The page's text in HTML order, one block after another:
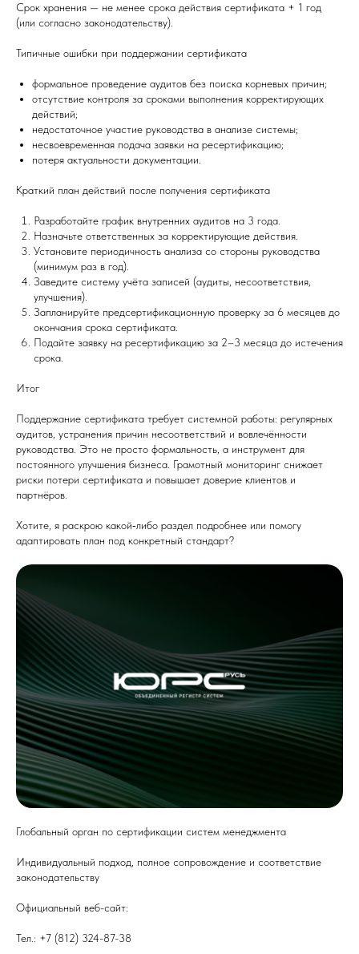
Срок хранения — не менее срока действия сертификата + 1 год
(или согласно законодательству).
Типичные ошибки при поддержании сертификата
формальное проведение аудитов без поиска корневых причин;
отсутствие контроля за сроками выполнения корректирующих
действий;
недостаточное участие руководства в анализе системы;
несвоевременная подача заявки на ресертификацию;
потеря актуальности документации.
Краткий план действий после получения сертификата
Разработайте график внутренних аудитов на 3 года.
Назначьте ответственных за корректирующие действия.
Установите периодичность анализа со стороны руководства
(минимум раз в год).
Заведите систему учёта записей (аудиты, несоответствия,
улучшения).
Запланируйте предсертификационную проверку за 6 месяцев до
окончания срока сертификата.
Подайте заявку на ресертификацию за 2–3 месяца до истечения
срока.
Итог
Поддержание сертификата требует системной работы: регулярных
аудитов, устранения причин несоответствий и вовлечённости
руководства. Это не просто формальность, а инструмент для
постоянного улучшения бизнеса. Грамотный мониторинг снижает
риски потери сертификата и повышает доверие клиентов и
партнёров.
Хотите, я раскрою какой‑либо раздел подробнее или помогу
адаптировать план под конкретный стандарт?
Глобальный орган по сертификации систем менеджмента
Индивидуальный подход, полное сопровождение и соответствие
законодательству
Официальный веб-сайт:
Тел.: +7 (812) 324-87-38